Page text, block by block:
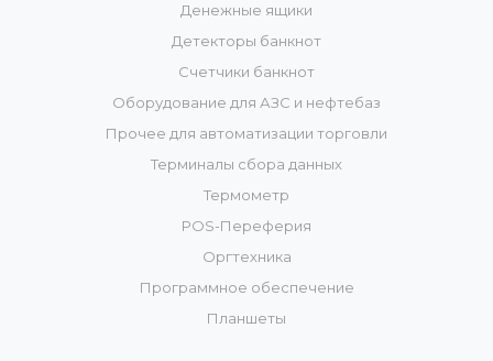
Денежные ящики
Детекторы банкнот
Счетчики банкнот
Оборудование для АЗС и нефтебаз
Прочее для автоматизации торговли
Терминалы сбора данных
Термометр
POS-Переферия
Оргтехника
Программное обеспечение
Планшеты